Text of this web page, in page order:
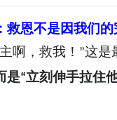
救恩不是因我们
主啊，救我！ ”这是
是“立刻伸手拉住